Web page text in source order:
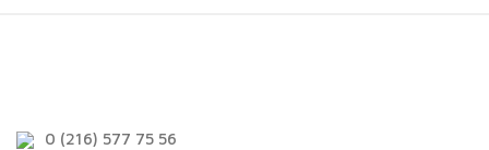
0 (216) 577 75 56